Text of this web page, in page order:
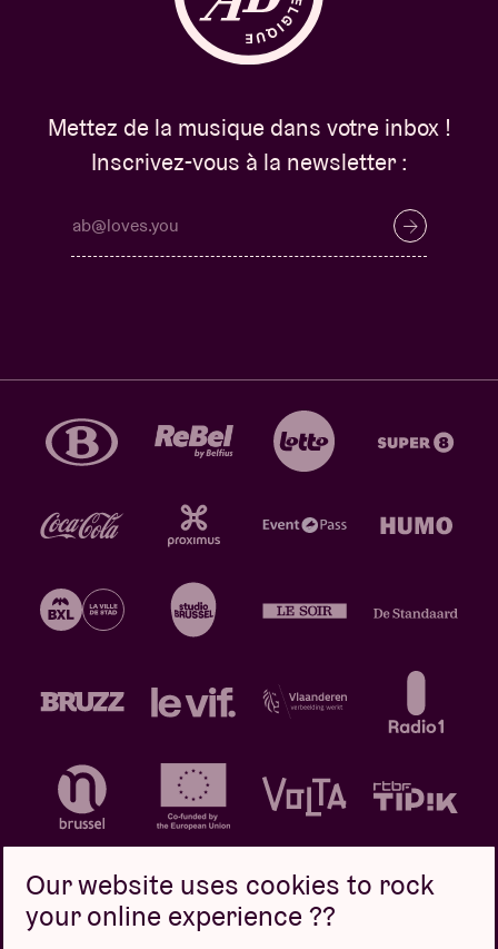
Mettez de la musique dans votre inbox !
Inscrivez-vous à la newsletter :
Our website uses cookies to rock
your online experience ??